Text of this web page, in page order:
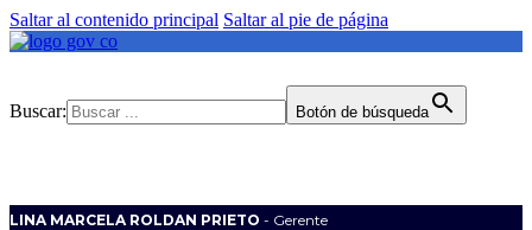
Saltar al contenido principal Saltar al pie de página
Buscar: Botón de búsqueda
LINA MARCELA ROLDAN PRIETO - Gerente